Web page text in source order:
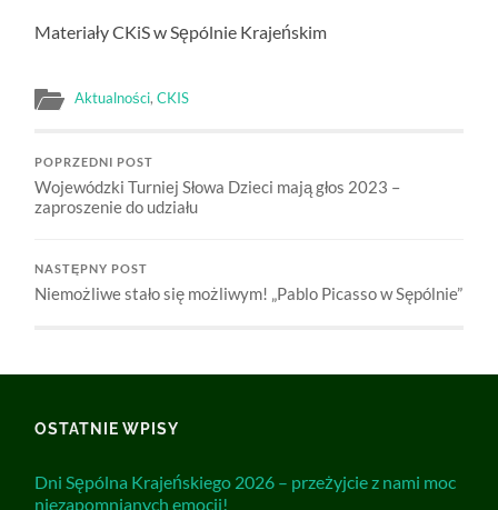
Materiały CKiS w Sępólnie Krajeńskim
Aktualności,CKIS
POPRZEDNI POST
Wojewódzki Turniej Słowa Dzieci mają głos 2023 –
zaproszenie do udziału
NASTĘPNY POST
Niemożliwe stało się możliwym! „Pablo Picasso w Sępólnie”
OSTATNIE WPISY
Dni Sępólna Krajeńskiego 2026 – przeżyjcie z nami moc
niezapomnianych emocji!